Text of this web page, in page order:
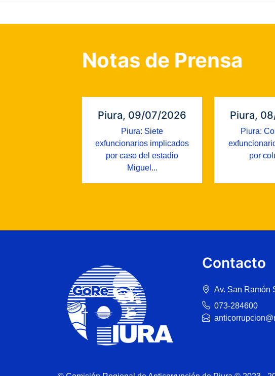
Notas de Prensa
Piura, 09/07/2026
Piura: Siete
exfuncionarios implicados
por caso del estadio
Miguel...
Piura,
Piura:
por
Contacto
Av. San Ramón
073-284600